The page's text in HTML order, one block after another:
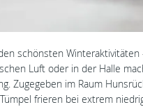
schönsten
Luft oder in der Halle
Zugegeben im Raum
frieren bei extrem